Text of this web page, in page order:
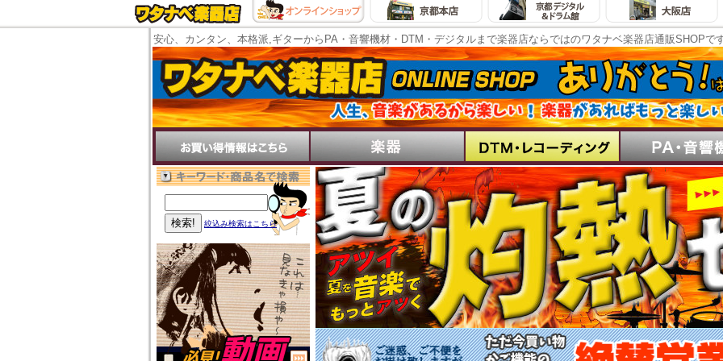
安心、カンタン、本格派,ギターからPA・音響機材・DTM・デジタルまで楽器店ならではのワタナベ楽器店通販SHOPで
絞込み検索はこちら